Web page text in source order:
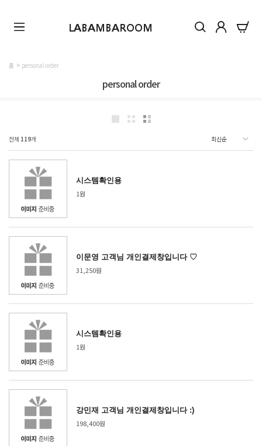
LABAMBAROOM
홈 personal order
personal order
전체 119개
시스템확인용
1원
이문영 고객님 개인결제창입니다 ♡
31,250원
시스템확인용
1원
강민재 고객님 개인결제창입니다 :)
198,400원